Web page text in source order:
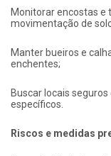
Monitorar encostas e
movimentação de
Manter bueiros e
enchentes;
Buscar locais
específicos.
Riscos e medidas